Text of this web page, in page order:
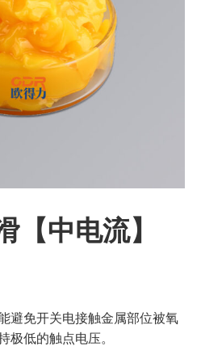
【中电流】
避免开关电接触金属部位被氧
极低的触点电压。